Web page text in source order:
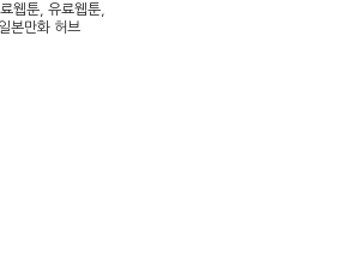
웹툰, 유료웹툰,
본만화 허브